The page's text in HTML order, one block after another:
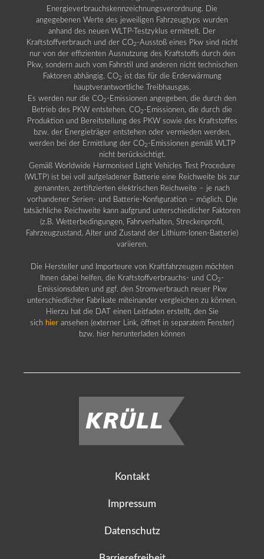
Energieverbrauchskennzeichnungsverordnung. Die
angegebenen Werte des jeweiligen Fahrzeugtyps wurden
anhand des neuen WLTP-Testzyklus ermittelt. Der
Kraftstoffverbrauch und der CO2 -Ausstoß eines Pkw sind nicht
nur von der effizienten Ausnutzung des Kraftstoffs durch den
Pkw, sondern auch vom Fahrstil und anderen nicht technischen
Faktoren abhängig. CO2 ist das für die Erderwärmung
hauptverantwortliche Treibhausgas.
Es werden nur die CO2 -Emissionen angegeben, die durch den
Betrieb des PKW entstehen. CO2 -Emissionen, die durch die
Produktion und Bereitstellung des PKW sowie des Kraftstoffes
bzw. der Energieträger entstehen oder vermieden werden,
werden bei der Ermittlung der CO2 -Emissionen gemäß WLTP
nicht berücksichtigt.
Gemäß Worldwide Harmonised Light Vehicles Test Procedure
(WLTP) ist bei voll aufgeladener Batterie eine Reichweite bis zur
genannten, zertifizierten elektrischen Reichweite – je nach
vorhandener Serien- und Batterie-Konfiguration – möglich. Die
tatsächliche Reichweite kann aufgrund unterschiedlicher Faktoren
(z.B. Wetterbedingungen, Fahrverhalten, Streckenprofil,
Fahrzeugzustand, Alter und Zustand der Lithium-Ionen-Batterie)
variieren.
Die Hersteller und Importeure von Kraftfahrzeugen möchten
Ihnen dabei helfen, die Kraftstoffverbrauchs- und CO2 -
Emissionsdaten und ggf. den Stromverbrauch neuer Pkw
unterschiedlicher Fabrikate miteinander vergleichen zu können.
Hierzu hat die DAT einen Leitfaden erstellt, den Sie
sich hier ansehen (externer Link, öffnet in separatem Fenster)
bzw. hier herunterladen können
Kontakt
Impressum
Datenschutz